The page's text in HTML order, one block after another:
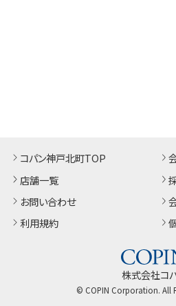
コパン神戸北町TOP
店舗一覧
お問い合わせ
利用規約
株式会社コ
© COPIN Corporation. All